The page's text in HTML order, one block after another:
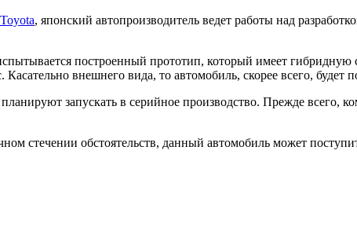
Toyota, японский автопроизводитель ведет работы над
построенный прототип, который имеет гибридную
Касательно внешнего вида, то автомобиль, скорее всего,
запускать в серийное производство. Прежде всего,
стечении обстоятельств, данный автомобиль может